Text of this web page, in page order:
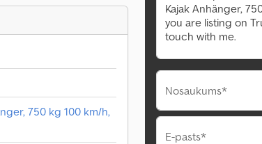
750 kg 100 km/h,
Nosaukums*
E-pasts*